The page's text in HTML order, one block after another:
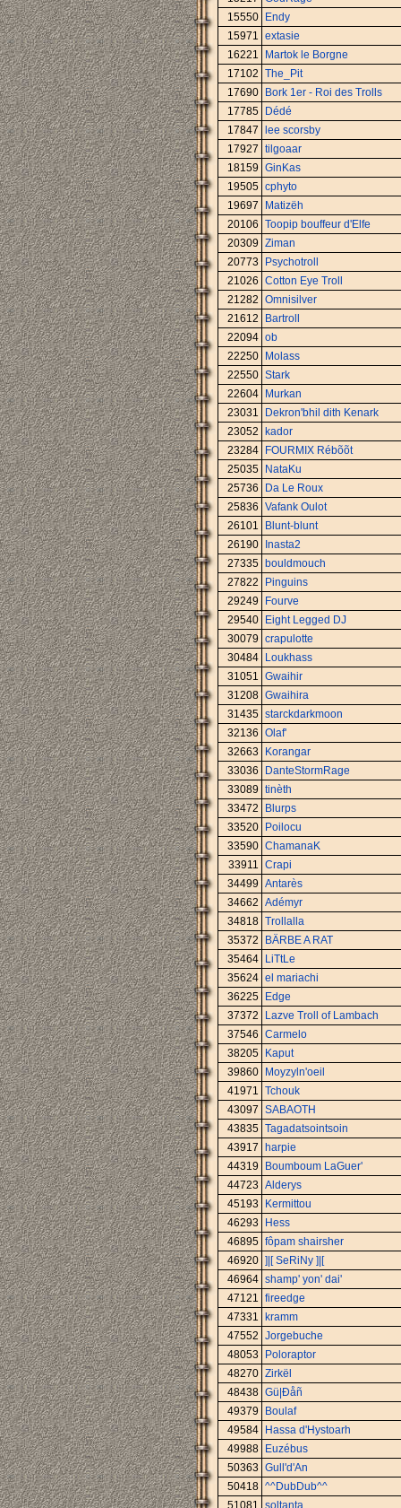
15550
Endy
15971 extasie
16221
Martok le Borgne
17102 The_Pit
17690
Bork 1er - Roi des Trolls
17785
Dédé
17847
lee scorsby
17927 tilgoaar
18159 GinKas
19505 cphyto
19697
Matizëh
20106 Toopip bouffeur d'Elfe
20309 Ziman
20773
Psychotroll
21026 Cotton Eye Troll
21282 Omnisilver
21612
Bartroll
22094 ob
22250
Molass
22550 Stark
22604
Murkan
23031
Dekron'bhil dith Kenark
23052
kador
23284
FOURMIX Rébõõt
25035
NataKu
25736
Da Le Roux
25836 Vafank Oulot
26101
Blunt-blunt
26190
Inasta2
27335 bouldmouch
27822
Pinguins
29249
Fourve
29540
Eight Legged DJ
30079 crapulotte
30484
Loukhass
31051 Gwaihir
31208 Gwaihira
31435 starckdarkmoon
32136 Olaf'
32663
Korangar
33036
DanteStormRage
33089 tinèth
33472
Blurps
33520
Poilocu
33590 ChamanaK
33911 Crapi
34499 Antarès
34662 Adémyr
34818 Trollalla
35372
BÄRBE A RAT
35464
LiTtLe
35624 el mariachi
36225
Edge
37372
Lazve Troll of Lambach
37546 Carmelo
38205
Kaput
39860
Moyzyln'oeil
41971 Tchouk
43097 SABAOTH
43835 Tagadatsointsoin
43917
harpie
44319
Boumboum LaGuer'
44723 Alderys
45193
Kermittou
46293
Hess
46895 fôpam shairsher
46920 ]|[ SeRiNy ]|[
46964 shamp' yon' dai'
47121 fireedge
47331
kramm
47552 Jorgebuche
48053
Poloraptor
48270 Zirkël
48438 Gü|Ðåñ
49379
Boulaf
49584
Hassa d'Hystoarh
49988
Euzébus
50363 Gull'd'An
50418 ^^DubDub^^
51081 soltanta